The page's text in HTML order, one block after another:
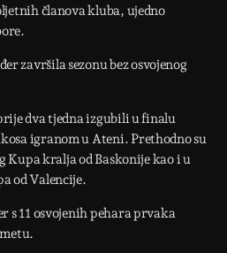
članova kluba, ujedno
završila sezonu bez osvojenog
dva tjedna izgubili u finalu
igranom u Ateni. Prethodno su
kralja od Baskonije kao i u
od Valencije.
s 11 osvojenih pehara prvaka